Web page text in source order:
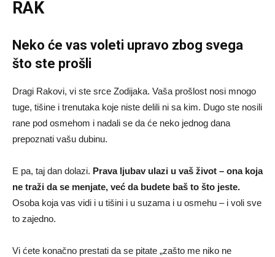
RAK
Neko će vas voleti upravo zbog svega
što ste prošli
Dragi Rakovi, vi ste srce Zodijaka. Vaša prošlost nosi mnogo
tuge, tišine i trenutaka koje niste delili ni sa kim. Dugo ste nosili
rane pod osmehom i nadali se da će neko jednog dana
prepoznati vašu dubinu.
E pa, taj dan dolazi. Prava ljubav ulazi u vaš život – ona koja
ne traži da se menjate, već da budete baš to što jeste.
Osoba koja vas vidi i u tišini i u suzama i u osmehu – i voli sve
to zajedno.
Vi ćete konačno prestati da se pitate „zašto me niko ne